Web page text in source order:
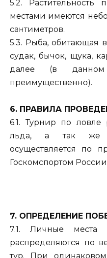
5.2. Растительность
местами имеются
сантиметров.
5.3. Рыба, обитающая
судак, бычок, щука,
далее (в
преимущественно).
6. ПРАВИЛА
6.1. Турнир по
льда, а так же
осуществляется по
Госкомспортом России
7. ОПРЕДЕЛЕНИЕ
7.1. Личные места
распределяются по
тур. При